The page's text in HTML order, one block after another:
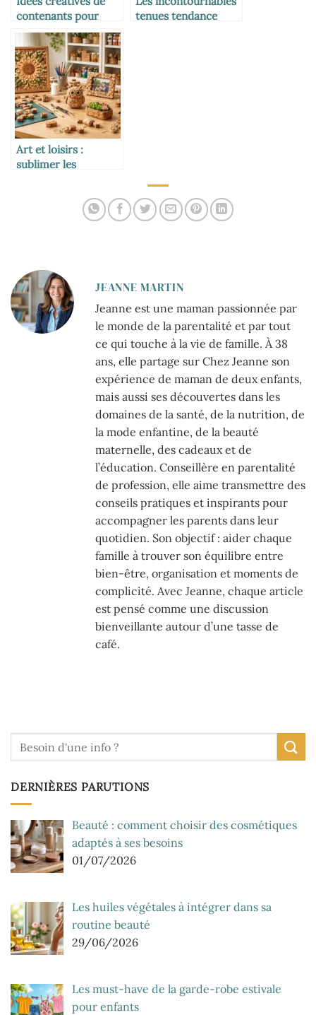
contenants pour
dragées de baptême
tenues tendance
Art et loisirs :
sublimer les
JEANNE MARTIN
Jeanne est une maman passionnée par
le monde de la parentalité et par tout
ce qui touche à la vie de famille. À 38
ans, elle partage sur Chez Jeanne son
expérience de maman de deux enfants,
mais aussi ses découvertes dans les
domaines de la santé, de la nutrition, de
la mode enfantine, de la beauté
maternelle, des cadeaux et de
l’éducation. Conseillère en parentalité
de profession, elle aime transmettre des
conseils pratiques et inspirants pour
accompagner les parents dans leur
quotidien. Son objectif : aider chaque
famille à trouver son équilibre entre
bien-être, organisation et moments de
complicité. Avec Jeanne, chaque article
est pensé comme une discussion
bienveillante autour d’une tasse de
café.
DERNIÈRES PARUTIONS
Beauté : comment choisir des cosmétiques
adaptés à ses besoins
01/07/2026
Les huiles végétales à intégrer dans sa
routine beauté
29/06/2026
Les must-have de la garde-robe estivale
pour enfants